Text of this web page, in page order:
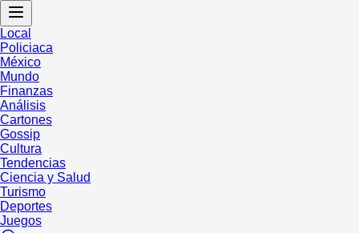
Local
Policiaca
México
Mundo
Finanzas
Análisis
Cartones
Gossip
Cultura
Tendencias
Ciencia y Salud
Turismo
Deportes
Juegos